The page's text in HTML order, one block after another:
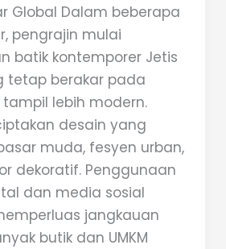
Global Dalam beberapa
pengrajin mulai
batik kontemporer Jetis
tetap berakar pada
lebih modern.
desain yang
muda, fesyen urban,
dekoratif. Penggunaan
dan media sosial
jangkauan
butik dan UMKM